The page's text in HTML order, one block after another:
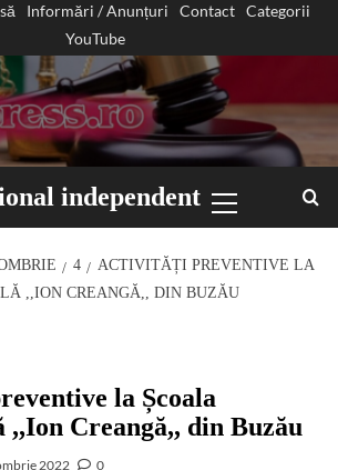
Informări / Anunțuri Contact
Categorii
YouTube
independent
Menu
4
ACTIVITĂȚI PREVENTIVE LA
,,ION CREANGĂ,, DIN BUZĂU
la Școala
,,Ion Creangă,, din Buzău
2022 0